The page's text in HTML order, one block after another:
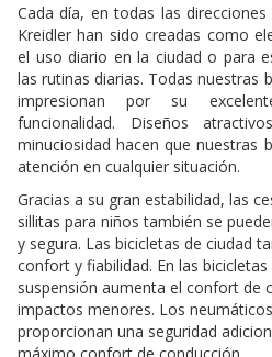
Cada día, en todas las
Kreidler han sido creadas como
el uso diario en la ciudad o para
las rutinas diarias. Todas nuestras
impresionan por su
funcionalidad. Diseños
minuciosidad hacen que nuestras
atención en cualquier situación.
Gracias a su gran estabilidad, las
sillitas para niños también se
y segura. Las bicicletas de ciudad
confort y fiabilidad. En las
suspensión aumenta el confort de
impactos menores. Los
proporcionan una seguridad